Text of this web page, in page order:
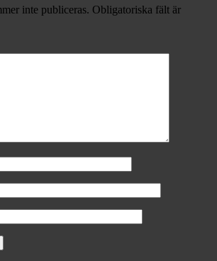
inte publiceras. Obligatoriska fält är